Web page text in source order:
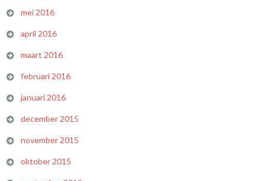
mei 2016
april 2016
maart 2016
februari 2016
januari 2016
december 2015
november 2015
oktober 2015